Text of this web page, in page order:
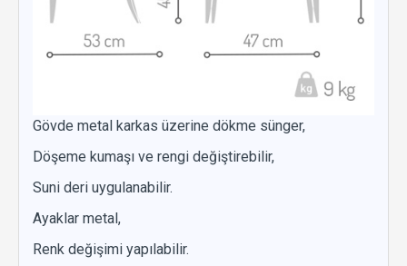
Gövde metal karkas üzerine dökme sünger,
Döşeme kumaşı ve rengi değiştirebilir,
Suni deri uygulanabilir.
Ayaklar metal,
Renk değişimi yapılabilir.